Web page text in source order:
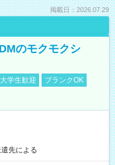
掲載日：2026.07.29
のモクモクシ
大学生歓迎
ブランクOK
先による